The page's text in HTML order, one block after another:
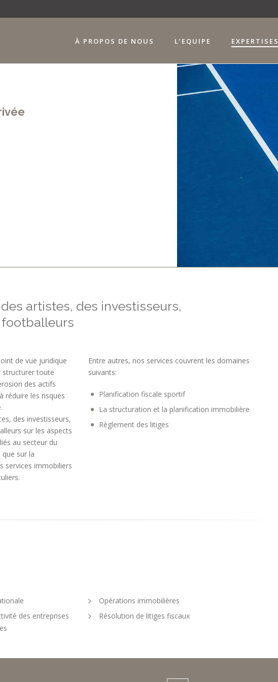
À PROPOS DE NOUS L’EQUIPE EXPERTISES
artistes, des investisseurs,
de vue juridique
structurer toute
des actifs
réduire les risques
des investisseurs,
sur les aspects
au secteur du
sur la
services immobiliers
Entre autres, nos services couvrent les domaines
suivants:
Planification fiscale sportif
La structuration et la planification immobilière
Règlement des litiges
des entreprises
Opérations immobilières
Résolution de litiges fiscaux